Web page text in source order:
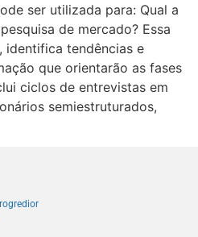
ser utilizada para: Qual a
de mercado? Essa
identifica tendências e
que orientarão as fases
ciclos de entrevistas em
semiestruturados,